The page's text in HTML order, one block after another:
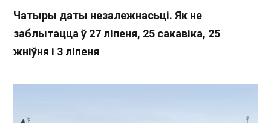
Чатыры даты незалежнасьці. Як не
заблытацца ў 27 ліпеня, 25 сакавіка, 25
жніўня і 3 ліпеня